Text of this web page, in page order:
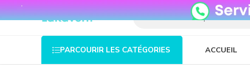
08o35epzeyex8vmjn04i2j4algz26o
PARCOURIR LES CATÉGORIES ACCUEIL